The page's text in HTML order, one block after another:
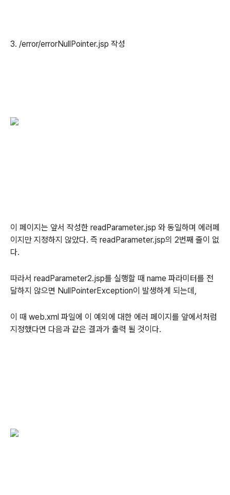
3. /error/errorNullPointer.jsp 작성
이 페이지는 앞서 작성한 readParameter.jsp 와 동일하며 에러페
이지만 지정하지 않았다. 즉 readParameter.jsp의 2번째 줄이 없
다.
따라서 readParameter2.jsp를 실행할 때 name 파라미터를 전
달하지 않으면 NullPointerException이 발생하게 되는데,
이 때 web.xml 파일에 이 예외에 대한 에러 페이지를 앞에서처럼
지정했다면 다음과 같은 결과가 출력 될 것이다.